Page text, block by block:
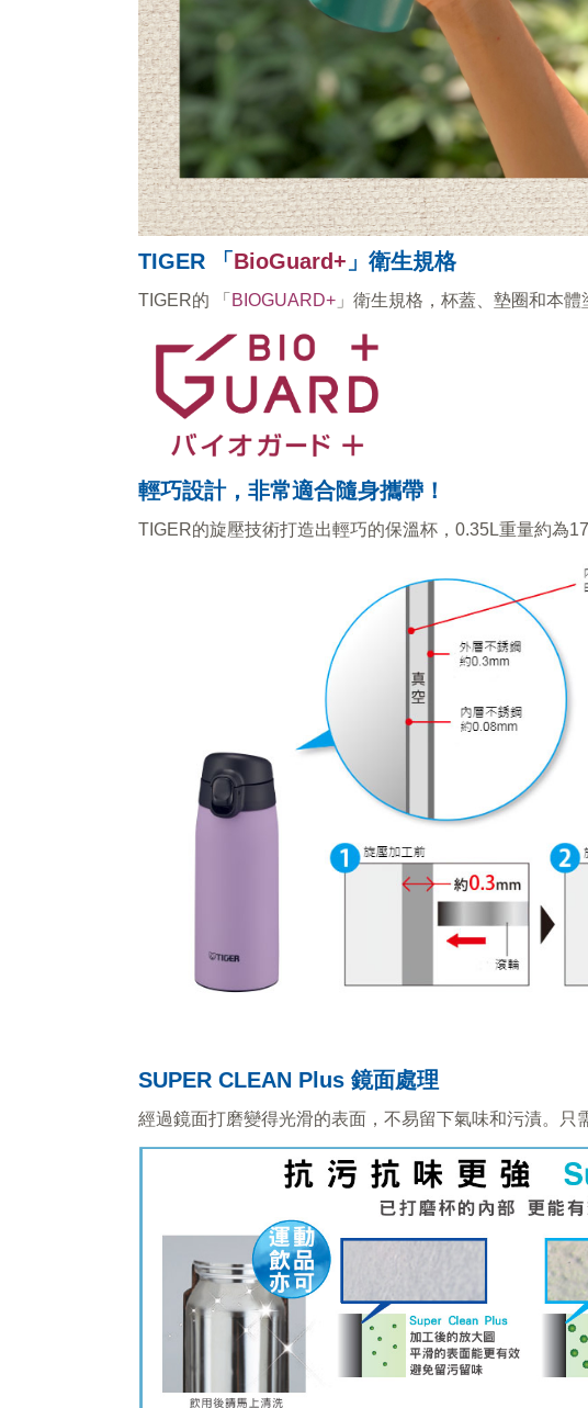
TIGER 「 BioGuard+ 」衛生規格
TIGER的 「 BIOGUARD+ 」衛生規格，杯蓋、墊圈和本
輕巧設計，非常適合隨身攜帶 ！
TIGER的旋壓技術打造出輕巧的保溫杯，0.35L重量約為
SUPER CLEAN Plus 鏡面處理
經過鏡面打磨變得光滑的表面，不易留下氣味和污漬。只